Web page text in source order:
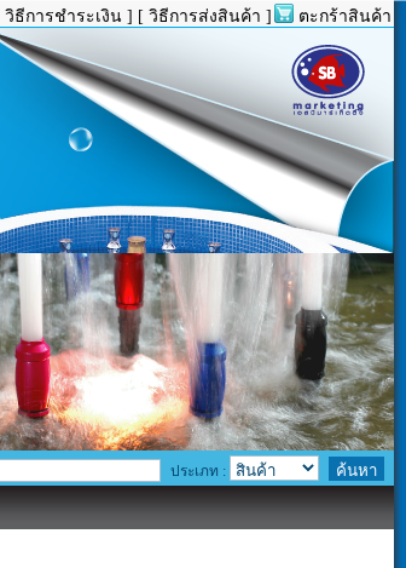
วิธีการชำระเงิน ] [ วิธีการส่งสินค้า ] ตะกร้าสินค้า
ประเภท :